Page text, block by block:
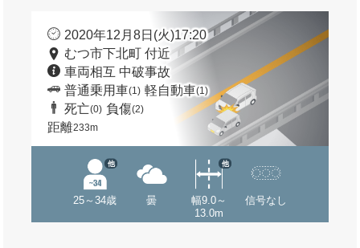
2020年12月8日(火)17:20
むつ市下北町 付近
車両相互 中破事故
普通乗用車(1) 軽自動車(1)
死亡(0) 負傷(2)
距離233m
25～34歳
他
曇
幅9.0～
13.0m
他
信号なし